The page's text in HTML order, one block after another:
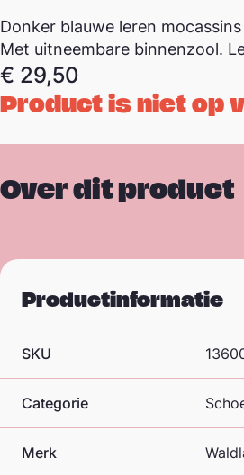
Donker blauwe leren
Met uitneembare binnenzool.
€ 29,50
Product is niet op
Over dit product
Productinformatie
SKU
Categorie
Merk